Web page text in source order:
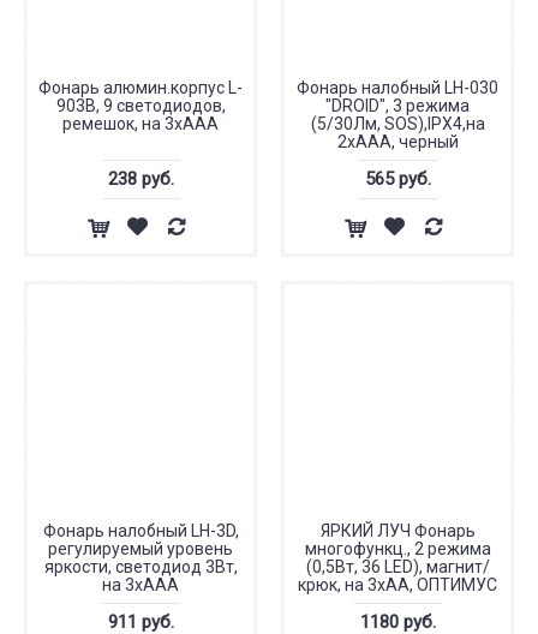
Фонарь алюмин.корпус L-
903B, 9 светодиодов,
ремешок, на 3хААА
238 руб.
Фонарь налобный LH-030
"DROID", 3 режима
(5/30Лм, SOS),IPX4,на
2хААА, черный
565 руб.
Фонарь налобный LH-3D,
регулируемый уровень
яркости, светодиод 3Вт,
на 3хААА
911 руб.
ЯРКИЙ ЛУЧ Фонарь
многофункц., 2 режима
(0,5Вт, 36 LED), магнит/
крюк, на 3хАА, ОПТИМУС
1180 руб.